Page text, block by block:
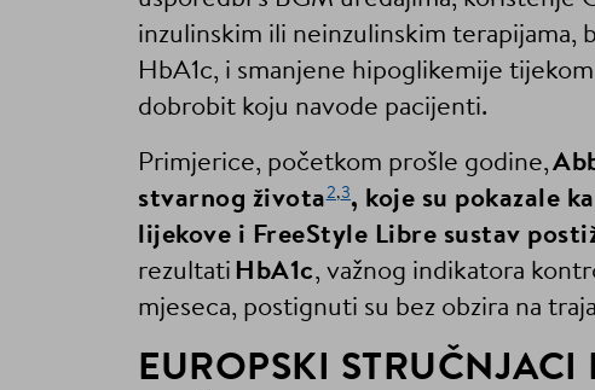
inzulinskim ili neinzulinskim terapijama,
HbA1c, i smanjene hipoglikemije
dobrobit koju navode pacijenti.
Primjerice, početkom prošle godine,
stvarnog života2,3, koje su pokazale
lijekove i FreeStyle Libre sustav
rezultati HbA1c, važnog indikatora
mjeseca, postignuti su bez obzira na
EUROPSKI